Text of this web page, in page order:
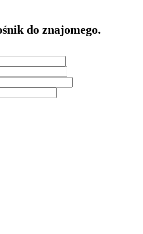
do znajomego.